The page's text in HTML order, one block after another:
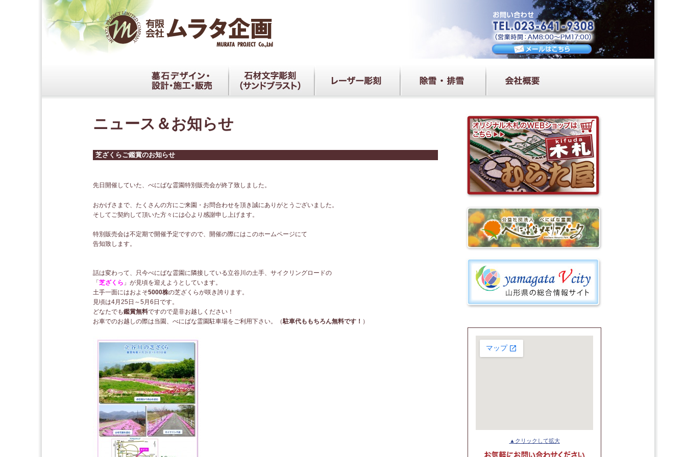
ニュース＆お知らせ
芝ざくらご鑑賞のお知らせ
先日開催していた、べにばな霊園特別販売会が終了致しました。
おかげさまで、たくさんの方にご来園・お問合わせを頂き誠にありがとうございました。
そしてご契約して頂いた方々には心より感謝申し上げます。
特別販売会は不定期で開催予定ですので、開催の際にはこのホームページにて
告知致します。
話は変わって、只今べにばな霊園に隣接している立谷川の土手、サイクリングロードの
「 芝ざくら 」が見頃を迎えようとしています。
土手一面にはおよそ5000株の芝ざくらが咲き誇ります。
見頃は4月25日～5月6日です。
どなたでも鑑賞無料ですので是非お越しください！
お車でのお越しの際は当園、べにばな霊園駐車場をご利用下さい。（駐車代ももちろん無料です！ ）
▲クリックして拡大